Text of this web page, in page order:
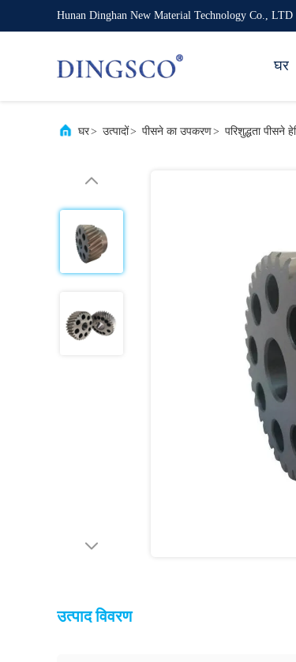
Hunan Dinghan New Material Technology Co., LTD
घर
घर> उत्पादों> पीसने का उपकरण> परिशुद्धता पीसने
उत्पाद विवरण